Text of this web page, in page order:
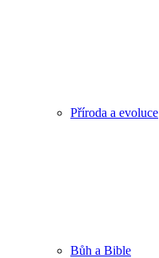
Příroda a evoluce
Bůh a Bible